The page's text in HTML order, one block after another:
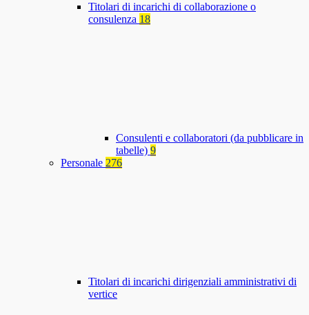
Titolari di incarichi di collaborazione o
consulenza 18
Consulenti e collaboratori (da pubblicare in
tabelle) 9
Personale 276
Titolari di incarichi dirigenziali amministrativi di
vertice